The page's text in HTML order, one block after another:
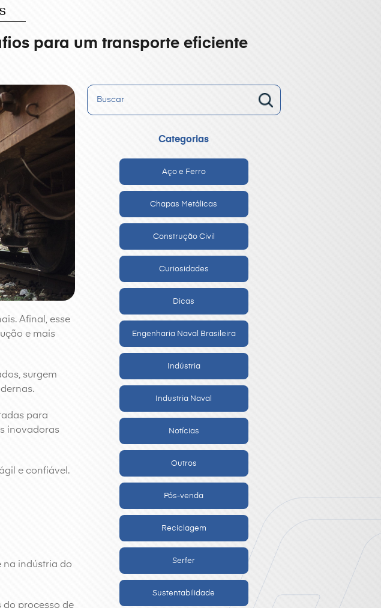
para um transporte eficiente
Afinal, esse
e mais
surgem
para
inovadoras
e confiável.
na indústria do
do processo de
Categorias
Aço e Ferro
Chapas Metálicas
Construção Civil
Curiosidades
Dicas
Engenharia Naval Brasileira
Indústria
Industria Naval
Notícias
Outros
Pós-venda
Reciclagem
Serfer
Sustentabilidade